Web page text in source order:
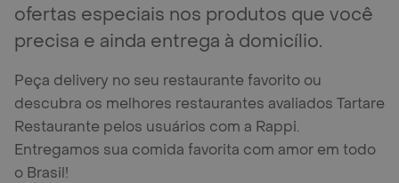
ofertas especiais nos produtos que você
precisa e ainda entrega à domicílio.
Peça delivery no seu restaurante favorito ou
descubra os melhores restaurantes avaliados Tartare
Restaurante pelos usuários com a Rappi.
Entregamos sua comida favorita com amor em todo
o Brasil!